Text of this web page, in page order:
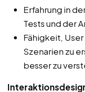
Erfahrung in
Tests und der
Fähigkeit,
Szenarien zu
besser zu